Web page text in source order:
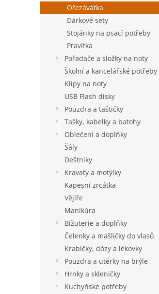
Ořezávátka
Dárkové sety
Stojánky na psací potřeby
Pravítka
Pořadače a složky na noty
Školní a kancelářské potřeby
Klipy na noty
USB Flash disky
Pouzdra a taštičky
Tašky, kabelky a batohy
Oblečení a doplňky
Šály
Deštníky
Kravaty a motýlky
Kapesní zrcátka
Vějíře
Manikúra
Bižuterie a doplňky
Čelenky a mašličky do vlasů
Krabičky, dózy a lékovky
Pouzdra a utěrky na brýle
Hrnky a skleničky
Kuchyňské potřeby